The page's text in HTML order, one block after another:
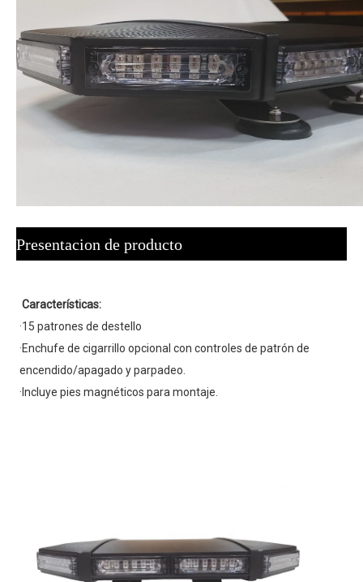
Presentacion de producto
Características:
·15 patrones de destello
·Enchufe de cigarrillo opcional con controles de patrón de
encendido/apagado y parpadeo.
·Incluye pies magnéticos para montaje.